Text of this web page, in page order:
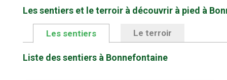
Les sentiers et le terroir à découvrir à pied à
Les sentiers Le terroir
Liste des sentiers à Bonnefontaine